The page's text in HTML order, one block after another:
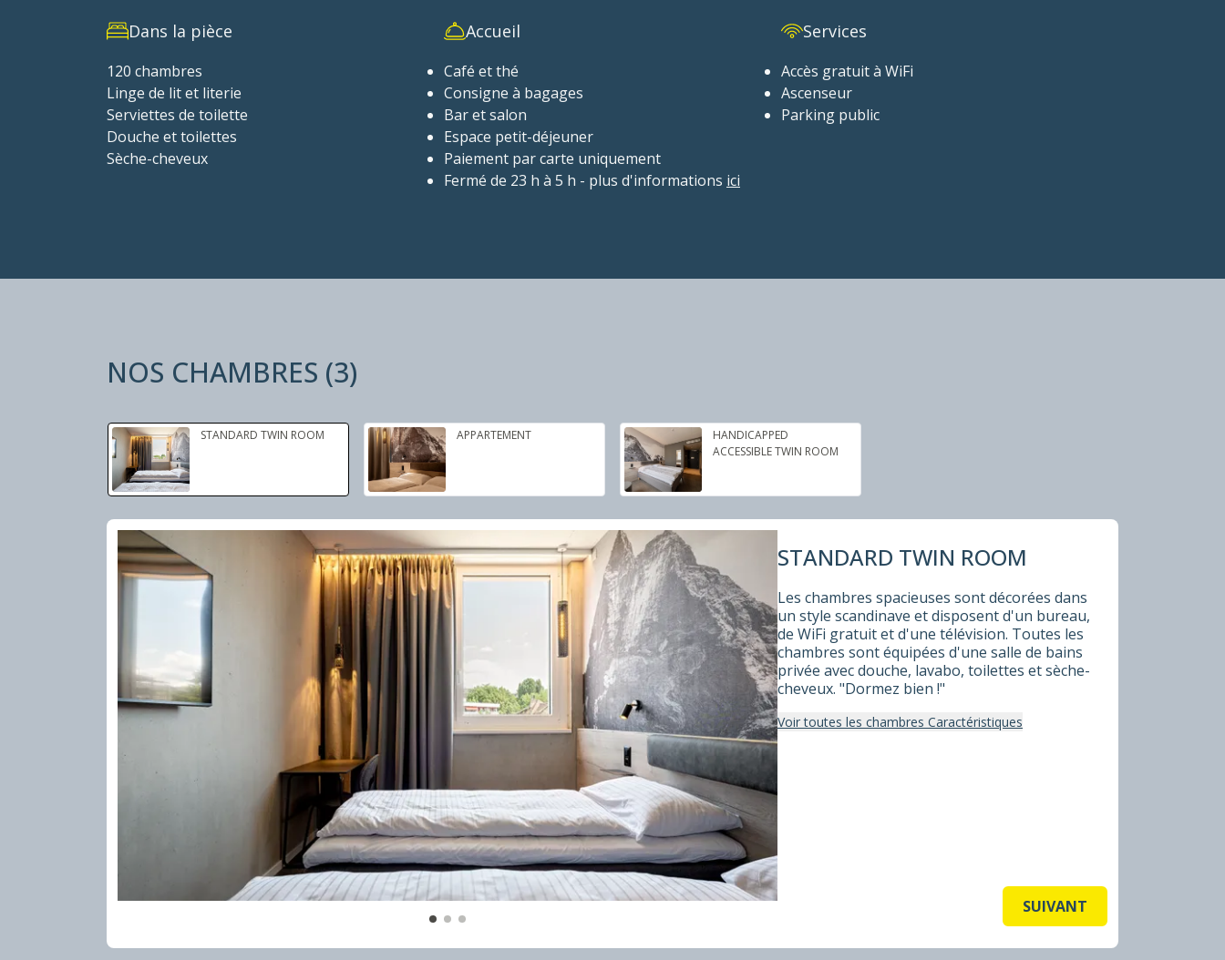
Dans la pièce
120 chambres
Linge de lit et literie
Serviettes de toilette
Douche et toilettes
Sèche-cheveux
Accueil
Café et thé
Consigne à bagages
Bar et salon
Espace petit-déjeuner
Paiement par carte uniquement
Fermé de 23 h à 5 h - plus d'informations ici
Services
Accès gratuit à WiFi
Ascenseur
Parking public
NOS CHAMBRES (3)
Diapositive 1 de 1STANDARD TWIN ROOM APPARTEMENT
HANDICAPPED
ACCESSIBLE TWIN ROOM
Diapositive 1 de 3
STANDARD TWIN ROOM
Les chambres spacieuses sont décorées dans
un style scandinave et disposent d'un bureau,
de WiFi gratuit et d'une télévision. Toutes les
chambres sont équipées d'une salle de bains
privée avec douche, lavabo, toilettes et sèche-
cheveux. "Dormez bien !"
Voir toutes les chambres Caractéristiques
SUIVANT